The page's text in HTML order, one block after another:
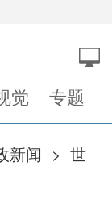
觉 专题
新闻 > 世